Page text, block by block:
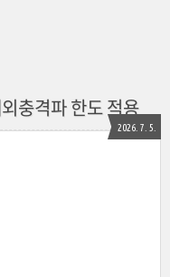
충격파 한도 적용
2026. 7. 5.